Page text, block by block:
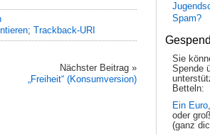
; Trackback-URI
Nächster Beitrag »
„Freiheit“ (Konsumversion)
Spam?
Sie
Spende
Betteln:
Ein Euro,
oder
(ganz